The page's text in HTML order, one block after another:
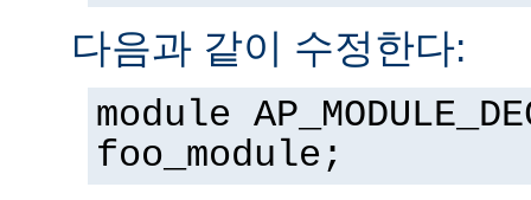
다음과 같이 수정한다:
module
foo_module;